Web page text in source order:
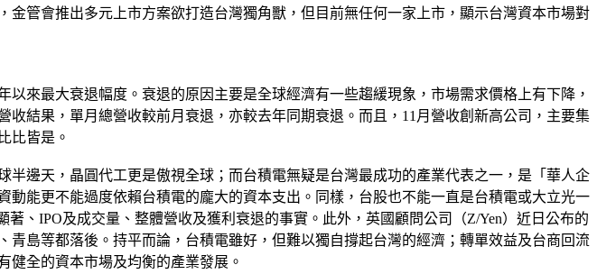
管會推出多元上市方案欲打造台灣獨角獸，但目前無任何一家上市，顯示台灣資本市場對
來最大衰退幅度。衰退的原因主要是全球經濟有一些趨緩現象，市場需求價格上有下降，
結果，單月總營收較前月衰退，亦較去年同期衰退。而且，11月營收創新高公司，主要集
比皆是。
邊天，晶圓代工更是傲視全球；而台積電無疑是台灣最成功的產業代表之一，是「華人企
能更不能過度依賴台積電的龐大的資本支出。同樣，台股也不能一直是台積電或大立光一
、IPO及成交量、整體營收及獲利衰退的事實。此外，英國顧問公司（Z/Yen）近日公布的
島等都落後。持平而論，台積電雖好，但難以獨自撐起台灣的經濟；轉單效益及台商回流
健全的資本市場及均衡的產業發展。